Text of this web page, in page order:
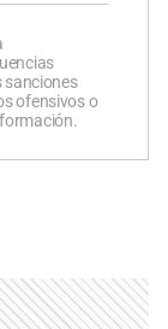
sanciones
ofensivos o